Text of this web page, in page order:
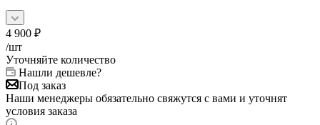
4 900 ₽
/шт
Уточняйте количество
Нашли дешевле?
Под заказ
Наши менеджеры обязательно свяжутся с вами и уточнят
условия заказа